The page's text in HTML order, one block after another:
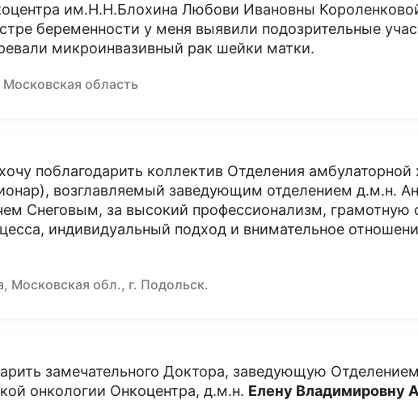
им.Н.Н.Блохина Любови Ивановны
беременности у меня выявили подозрительные
микроинвазивный рак шейки матки.
область
поблагодарить коллектив Отделения амбулаторной
возглавляемый заведующим отделением д.м.н.
Снеговым, за высокий профессионализм, грамотную
индивидуальный подход и внимательное
Московская обл., г. Подольск.
замечательного Доктора, заведующую
онкологии Онкоцентра, д.м.н. Елену Владимировну